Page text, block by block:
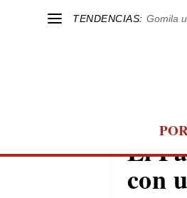
TENDENCIAS: Gomila
EL
El
con